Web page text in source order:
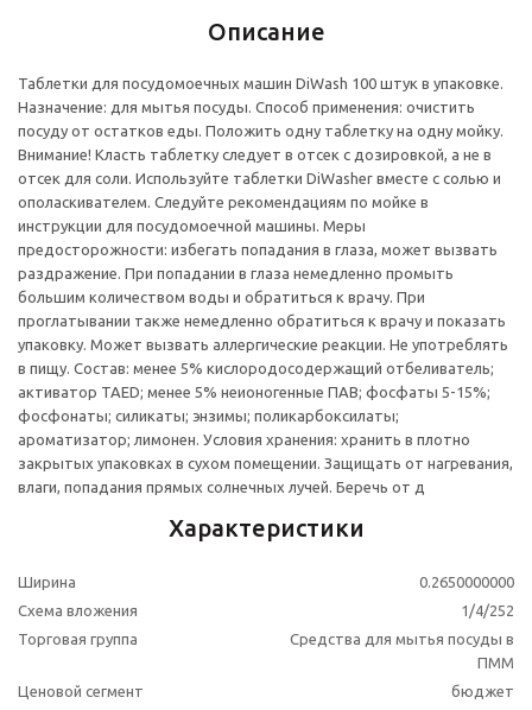
Описание
Таблетки для посудомоечных машин DiWash 100 штук в упаковке.
Назначение: для мытья посуды. Способ применения: очистить
посуду от остатков еды. Положить одну таблетку на одну мойку.
Внимание! Класть таблетку следует в отсек с дозировкой, а не в
отсек для соли. Используйте таблетки DiWasher вместе с солью и
ополаскивателем. Следуйте рекомендациям по мойке в
инструкции для посудомоечной машины. Меры
предосторожности: избегать попадания в глаза, может вызвать
раздражение. При попадании в глаза немедленно промыть
большим количеством воды и обратиться к врачу. При
проглатывании также немедленно обратиться к врачу и показать
упаковку. Может вызвать аллергические реакции. Не употреблять
в пищу. Состав: менее 5% кислородосодержащий отбеливатель;
активатор TAED; менее 5% неионогенные ПАВ; фосфаты 5-15%;
фосфонаты; силикаты; энзимы; поликарбоксилаты;
ароматизатор; лимонен. Условия хранения: хранить в плотно
закрытых упаковках в сухом помещении. Защищать от нагревания,
влаги, попадания прямых солнечных лучей. Беречь от д
Характеристики
Ширина
0.2650000000
Схема вложения
1/4/252
Торговая группа
Средства для мытья посуды в
ПММ
Ценовой сегмент
бюджет